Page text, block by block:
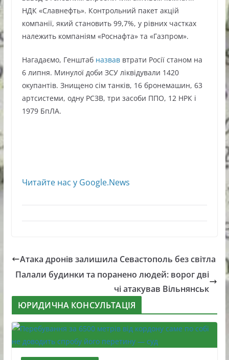
НДК «Славнефть». Контрольний пакет акцій
компанії, який становить 99,7%, у рівних частках
належить компаніям «Роснафта» та «Газпром».
Нагадаємо, Генштаб назваввтрати Росії станом на
6 липня. Минулої доби ЗСУ ліквідували 1420
окупантів. Знищено сім танків, 16 бронемашин, 63
артсистеми, одну РСЗВ, три засоби ППО, 12 НРК і
1979 БпЛА.
Читайте нас у Google.News
Атака дронів залишила Севастополь без світла
Палали будинки та поранено людей: ворог дві
чі атакував Вільнянськ
ЮРИДИЧНА КОНСУЛЬТАЦІЯ